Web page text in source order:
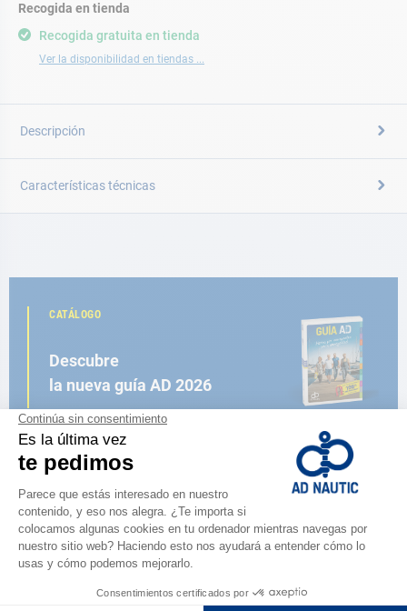
Recogida gratuita en tienda
Ver la disponibilidad en tiendas ...
Recogida en tienda
Descripción
Características técnicas
CATÁLOGO
Descubre
la nueva guía AD 2026
NAVEGAR POR EL CATÁLOGO
ESPACIO FIDELIDAD
¿Eres apasionado?
Benefíciate de ventajas exclusivas